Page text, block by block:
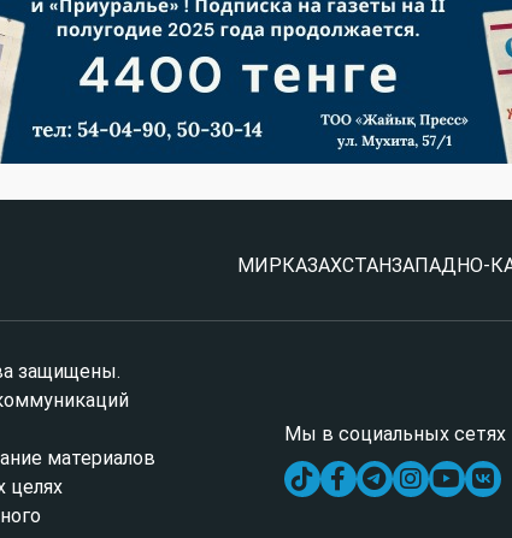
МИРКАЗАХСТАНЗАПАДНО-
защищены.
материалов
целях
Мы в социальных сетях